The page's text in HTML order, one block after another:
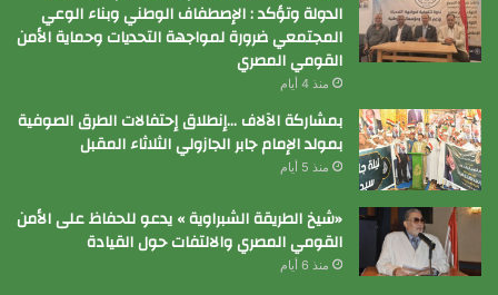
الدولة وتؤكد : الإصطفاف الوطني وبناء الوعي
المجتمعي ضرورة لمواجهة التحديات وحماية الأمن
القومي المصري
منذ 4 أيام
بمشاركة الآلاف …إنطلاق إحتفالات الطرق الصوفية
بمولد الإمام جابر الجازولي الثلاثاء المقبل
منذ 5 أيام
«شيخ الطريقة الشبراوية » يدعو للحفاظ على الأمن
القومي المصري والالتفات حول القيادة
منذ 6 أيام